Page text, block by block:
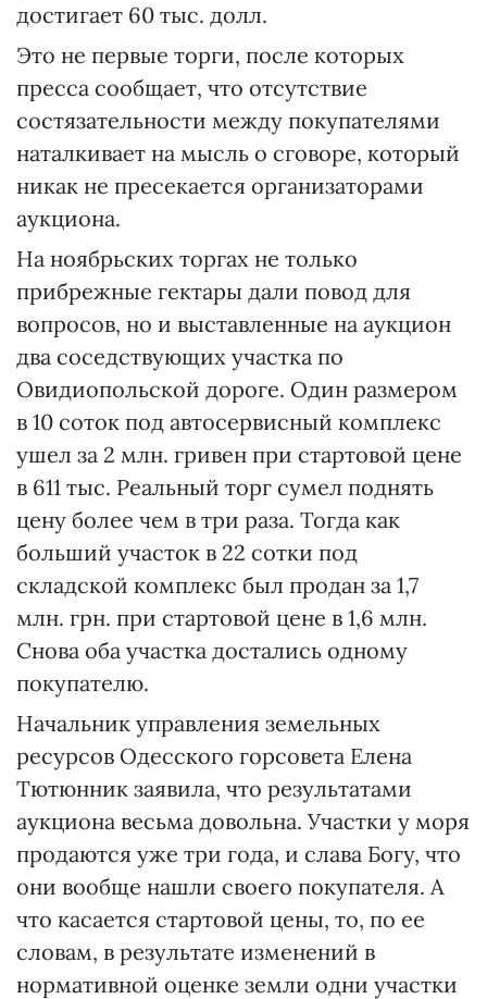
достигает 60 тыс. долл.
Это не первые торги, после которых
пресса сообщает, что отсутствие
состязательности между покупателями
наталкивает на мысль о сговоре, который
никак не пресекается организаторами
аукциона.
На ноябрьских торгах не только
прибрежные гектары дали повод для
вопросов, но и выставленные на аукцион
два соседствующих участка по
Овидиопольской дороге. Один размером
в 10 соток под автосервисный комплекс
ушел за 2 млн. гривен при стартовой цене
в 611 тыс. Реальный торг сумел поднять
цену более чем в три раза. Тогда как
больший участок в 22 сотки под
складской комплекс был продан за 1,7
млн. грн. при стартовой цене в 1,6 млн.
Снова оба участка достались одному
покупателю.
Начальник управления земельных
ресурсов Одесского горсовета Елена
Тютюнник заявила, что результатами
аукциона весьма довольна. Участки у моря
продаются уже три года, и слава Богу, что
они вообще нашли своего покупателя. А
что касается стартовой цены, то, по ее
словам, в результате изменений в
нормативной оценке земли одни участки